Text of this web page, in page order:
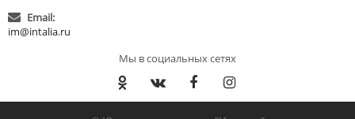
Email:
im@intalia.ru
Мы в социальных сетях